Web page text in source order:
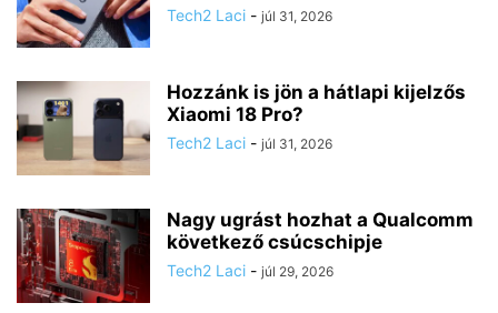
Tech2 Laci - júl 31, 2026
Hozzánk is jön a hátlapi kijelzős
Xiaomi 18 Pro?
Tech2 Laci - júl 31, 2026
Nagy ugrást hozhat a Qualcomm
következő csúcschipje
Tech2 Laci - júl 29, 2026